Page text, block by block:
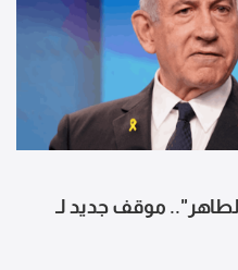
موقف جديد لـ